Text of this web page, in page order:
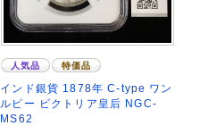
人気品 特価品
インド銀貨 1878年 C-type ワン
ルピー ビクトリア皇后 NGC-
MS62